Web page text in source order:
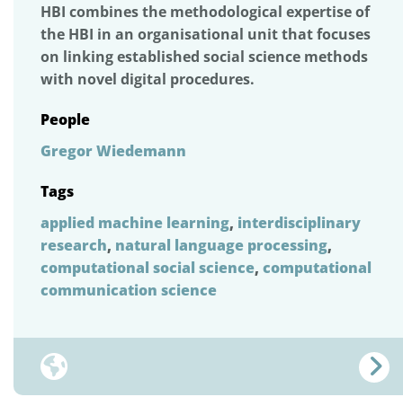
HBI combines the methodological expertise of
the HBI in an organisational unit that focuses
on linking established social science methods
with novel digital procedures.
People
Gregor Wiedemann
Tags
applied machine learning, interdisciplinary
research, natural language processing,
computational social science, computational
communication science